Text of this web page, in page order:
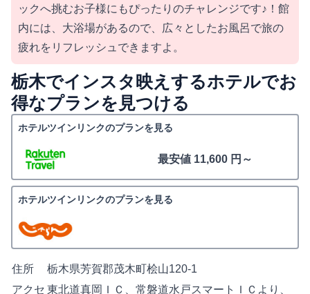
ックへ挑むお子様にもぴったりのチャレンジです♪！館
内には、大浴場があるので、広々としたお風呂で旅の
疲れをリフレッシュできますよ。
栃木でインスタ映えするホテルでお
得なプランを見つける
ホテルツインリンクのプランを見る
最安値 11,600 円～
ホテルツインリンクのプランを見る
住所
栃木県芳賀郡茂木町桧山120-1
アクセ 東北道真岡ＩＣ、常磐道水戸スマートＩＣより、